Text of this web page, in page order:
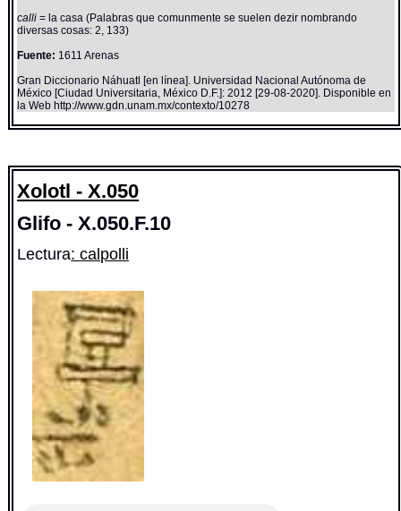
calli= la casa (Palabras que comunmente se suelen dezir nombrando
diversas cosas: 2, 133)
Fuente: 1611 Arenas
Gran Diccionario Náhuatl [en línea]. Universidad Nacional Autónoma de
México [Ciudad Universitaria, México D.F.]: 2012 [29-08-2020]. Disponible en
la Web http://www.gdn.unam.mx/contexto/10278
Xolotl - X.050
Glifo - X.050.F.10
Lectura: calpolli